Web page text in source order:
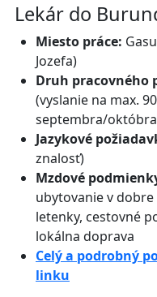
Lekár do
Miesto práce:
Jozefa)
Druh pracovného
(vyslanie na max.
septembra/
Jazykové
znalosť)
Mzdové
ubytovanie v
letenky, cestovné
lokálna doprava
Celý a podrobný
linku